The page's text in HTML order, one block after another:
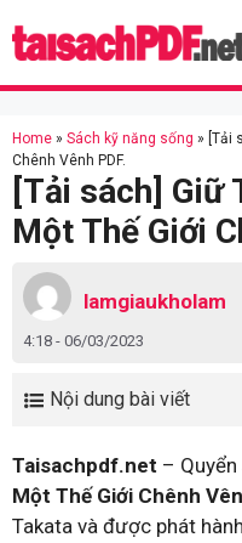
to
Home » Sách kỹ năng sống » [Tải
Chênh Vênh PDF.
[Tải sách] Giữ
Một Thế Giới
lamgiaukholam
4:18 - 06/03/2023
Nội dung bài viết
Taisachpdf.net –
Một Thế Giới Chênh
Takata và được phát